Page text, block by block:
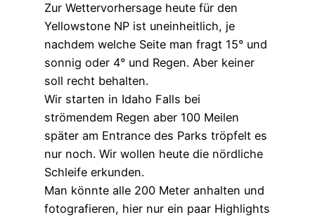
Zur Wettervorhersage heute für den
Yellowstone NP ist uneinheitlich, je
nachdem welche Seite man fragt 15° und
sonnig oder 4° und Regen. Aber keiner
soll recht behalten.
Wir starten in Idaho Falls bei
strömendem Regen aber 100 Meilen
später am Entrance des Parks tröpfelt es
nur noch. Wir wollen heute die nördliche
Schleife erkunden.
Man könnte alle 200 Meter anhalten und
fotografieren, hier nur ein paar Highlights